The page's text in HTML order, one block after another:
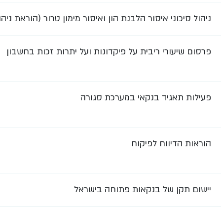
ניהול סיכוני איסור הלבנת הון ואיסור מימון טרור (הוראת ניהול
פרסום שיעורי ריבית על פיקדונות ועל יתרות זכות בחשבון
פעילות תאגיד בנקאי במערכת סגורה
הוראות הדיווח לפיקוח
יישום תקן של בנקאות פתוחה בישראל